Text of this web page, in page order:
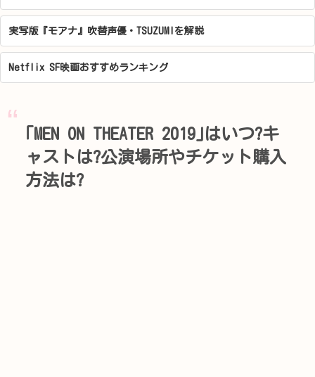
実写版『モアナ』吹替声優・TSUZUMIを解説
Netflix SF映画おすすめランキング
｢MEN ON THEATER 2019｣はいつ?キ
ャストは?公演場所やチケット購入
方法は?